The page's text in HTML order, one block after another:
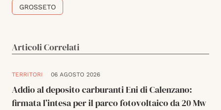
GROSSETO
Articoli Correlati
TERRITORI 06 AGOSTO 2026
Addio al deposito carburanti Eni di Calenzano:
firmata l’intesa per il parco fotovoltaico da 20 Mw